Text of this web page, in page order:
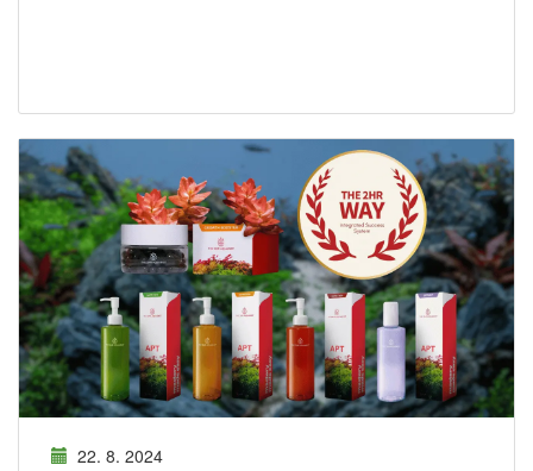
22. 8. 2024